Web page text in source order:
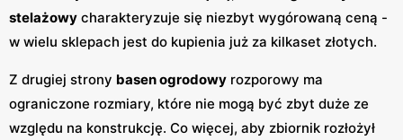
stelażowy charakteryzuje się niezbyt wygórowaną ceną -
w wielu sklepach jest do kupienia już za kilkaset złotych.
Z drugiej strony basen ogrodowy rozporowy ma
ograniczone rozmiary, które nie mogą być zbyt duże ze
względu na konstrukcję. Co więcej, aby zbiornik rozłożył